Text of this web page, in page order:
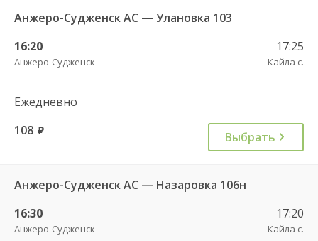
Анжеро-Судженск АС — Улановка 103
16:20
Анжеро-Судженск
17:25
Кайла с.
Ежедневно
108 руб. Выбрать
Анжеро-Судженск АС — Назаровка 106н
16:30
Анжеро-Судженск
17:20
Кайла с.